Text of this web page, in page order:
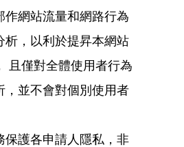
作網站流量和網路行為
析，以利於提昇本網站
且僅對全體使用者行為
，並不會對個別使用者
保護各申請人隱私，非